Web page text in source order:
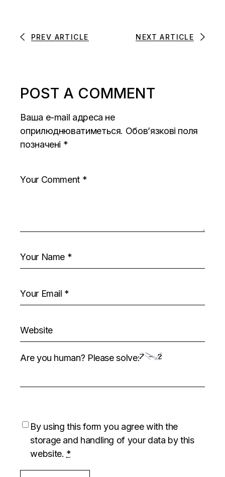
PREV ARTICLE NEXT ARTICLE
POST A COMMENT
Ваша e-mail адреса не
оприлюднюватиметься. Обов’язкові поля
позначені *
Are you human? Please solve:
By using this form you agree with the
storage and handling of your data by this
website. *